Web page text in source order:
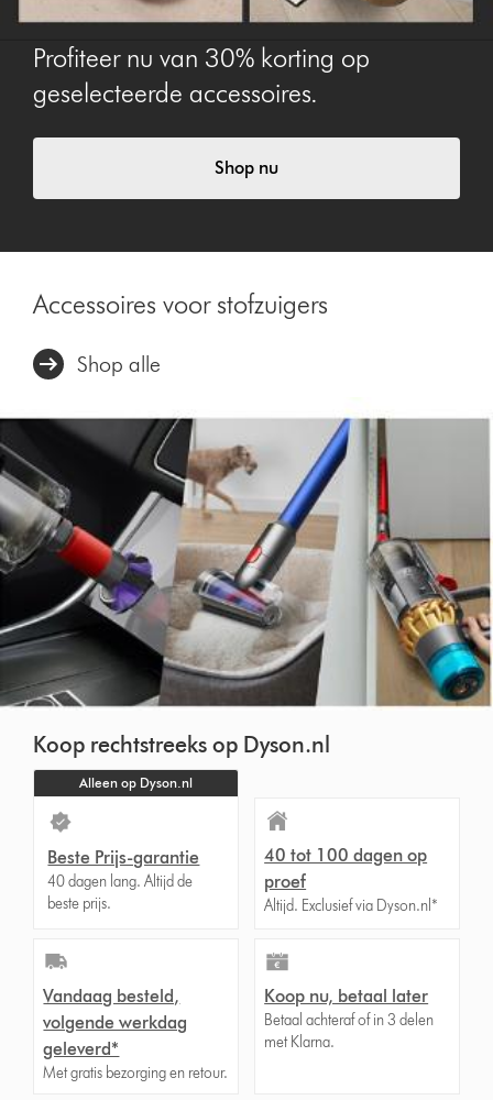
Profiteer nu van 30% korting op
geselecteerde accessoires.
Shop nu
Accessoires voor stofzuigers
Shop alle
Koop rechtstreeks op Dyson.nl
Alleen op Dyson.nl
Beste Prijs-garantie
40 dagen lang. Altijd de
beste prijs.
40 tot 100 dagen op
proef
Altijd. Exclusief via Dyson.nl*
Vandaag besteld,
volgende werkdag
geleverd*
Met gratis bezorging en retour.
Koop nu, betaal later
Betaal achteraf of in 3 delen
met Klarna.